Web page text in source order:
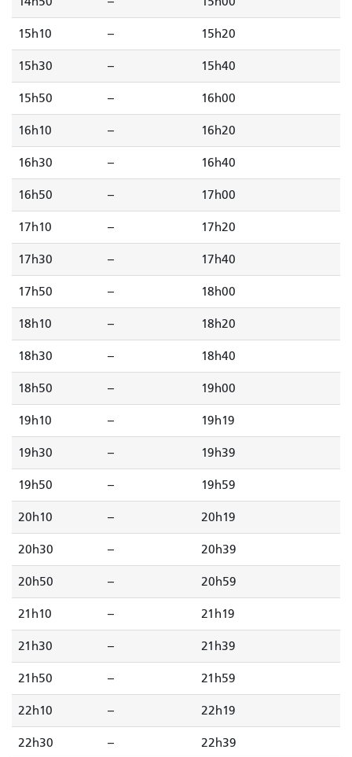
15h10 -- 15h20
15h30 -- 15h40
15h50 -- 16h00
16h10 -- 16h20
16h30 -- 16h40
16h50 -- 17h00
17h10 -- 17h20
17h30 -- 17h40
17h50 -- 18h00
18h10 -- 18h20
18h30 -- 18h40
18h50 -- 19h00
19h10 -- 19h19
19h30 -- 19h39
19h50 -- 19h59
20h10 -- 20h19
20h30 -- 20h39
20h50 -- 20h59
21h10 -- 21h19
21h30 -- 21h39
21h50 -- 21h59
22h10 -- 22h19
22h30 -- 22h39